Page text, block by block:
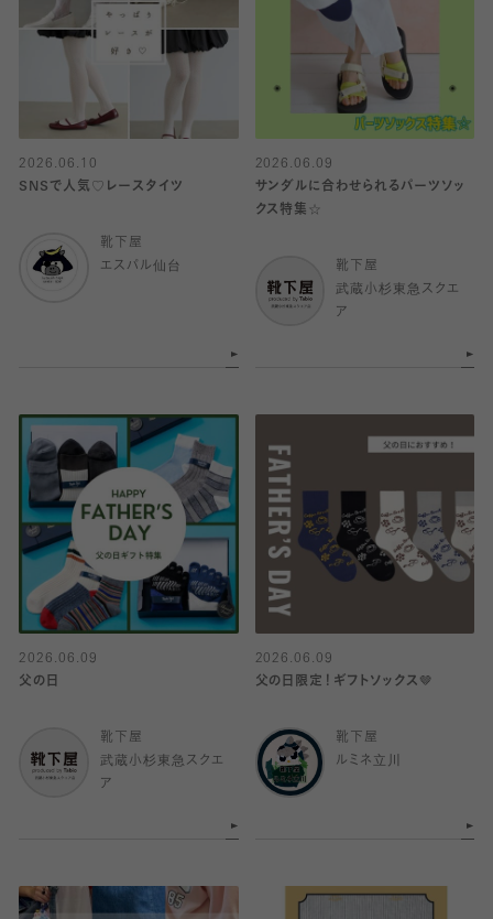
2026.06.10
SNSで人気♡レースタイツ
靴下屋
エスパル仙台
2026.06.09
サンダルに合わせられるパーツソッ
クス特集☆
靴下屋
武蔵小杉東急スクエ
ア
2026.06.09
父の日
靴下屋
武蔵小杉東急スクエ
ア
2026.06.09
父の日限定！ギフトソックス🤎
靴下屋
ルミネ立川